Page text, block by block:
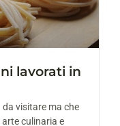
lavorati in
da visitare ma che
culinaria e